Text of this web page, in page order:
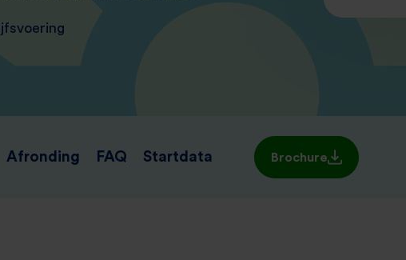
Afronding FAQ Startdata Brochure